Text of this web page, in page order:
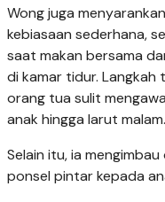
Wong juga
kebiasaan sederhana,
saat makan bersama
di kamar tidur.
orang tua sulit
anak hingga larut malam.
Selain itu, ia
ponsel pintar kepada